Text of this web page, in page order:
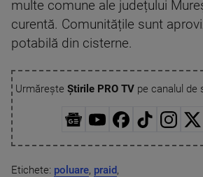
multe comune ale județului
curentă. Comunitățile sunt
potabilă din cisterne.
Urmărește Știrile PRO TVpe canalul de
Etichete: poluare, praid,